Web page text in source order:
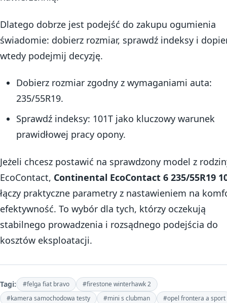
Dlatego dobrze jest podejść do zakupu ogumienia
świadomie: dobierz rozmiar, sprawdź indeksy i
wtedy podejmij decyzję.
Dobierz rozmiar zgodny z wymaganiami auta:
235/55R19.
Sprawdź indeksy: 101T jako kluczowy warunek
prawidłowej pracy opony.
Jeżeli chcesz postawić na sprawdzony model z
EcoContact, Continental EcoContact 6 235/55R19
łączy praktyczne parametry z nastawieniem na
efektywność. To wybór dla tych, którzy oczekują
stabilnego prowadzenia i rozsądnego podejścia do
kosztów eksploatacji.
Tagi: #felga fiat bravo
#firestone winterhawk 2
#kamera samochodowa testy
#mini s clubman
#opel frontera a sport